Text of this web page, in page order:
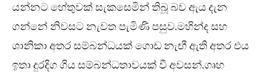
යන්නට හේතුවක් සැකසෙමින් තිබූ බව ඇය දැන
ගන්නේ නිවසට නැවත පැමිණි පසුව.මහින්ද සහ
ශානිකා අතර සම්බන්ධයක් ගොඩ නැඟී ඇති අතර එය
ඉතා දුරදිග ගිය සම්බන්ධතාවයක් වී අවසන්.ගෘහ